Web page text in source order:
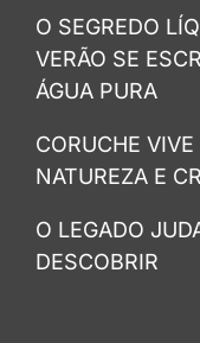
O SEGREDO
VERÃO SE
ÁGUA PURA
CORUCHE
NATUREZA E
O LEGADO
DESCOBRIR